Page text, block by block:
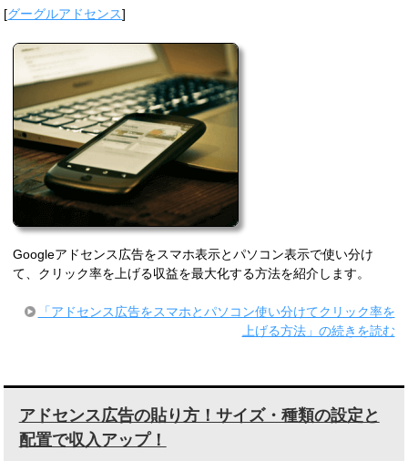
[グーグルアドセンス]
Googleアドセンス広告をスマホ表示とパソコン表示で使い分け
て、クリック率を上げる収益を最大化する方法を紹介します。
「アドセンス広告をスマホとパソコン使い分けてクリック率を
上げる方法」の続きを読む
アドセンス広告の貼り方！サイズ・種類の設定と
配置で収入アップ！